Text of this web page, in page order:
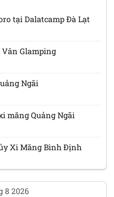
tại Dalatcamp Đà Lạt
Glamping
Ngãi
măng Quảng Ngãi
Xi Măng Bình Định
8 2026